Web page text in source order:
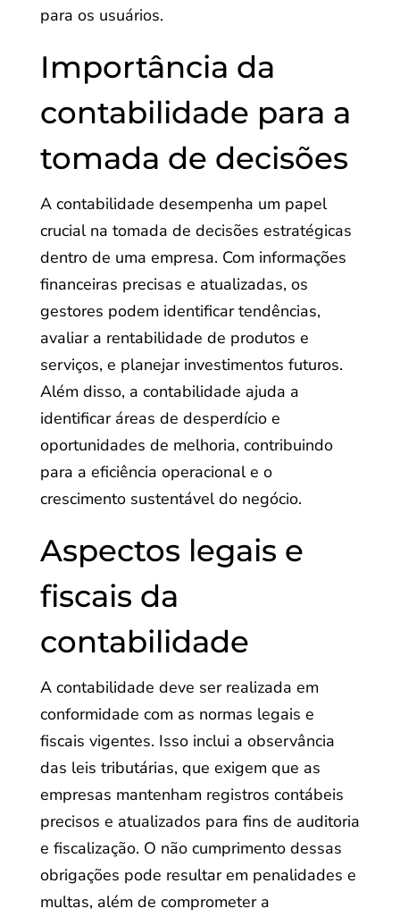
para os usuários.
Importância da
contabilidade para a
tomada de decisões
A contabilidade desempenha um papel
crucial na tomada de decisões estratégicas
dentro de uma empresa. Com informações
financeiras precisas e atualizadas, os
gestores podem identificar tendências,
avaliar a rentabilidade de produtos e
serviços, e planejar investimentos futuros.
Além disso, a contabilidade ajuda a
identificar áreas de desperdício e
oportunidades de melhoria, contribuindo
para a eficiência operacional e o
crescimento sustentável do negócio.
Aspectos legais e
fiscais da
contabilidade
A contabilidade deve ser realizada em
conformidade com as normas legais e
fiscais vigentes. Isso inclui a observância
das leis tributárias, que exigem que as
empresas mantenham registros contábeis
precisos e atualizados para fins de auditoria
e fiscalização. O não cumprimento dessas
obrigações pode resultar em penalidades e
multas, além de comprometer a